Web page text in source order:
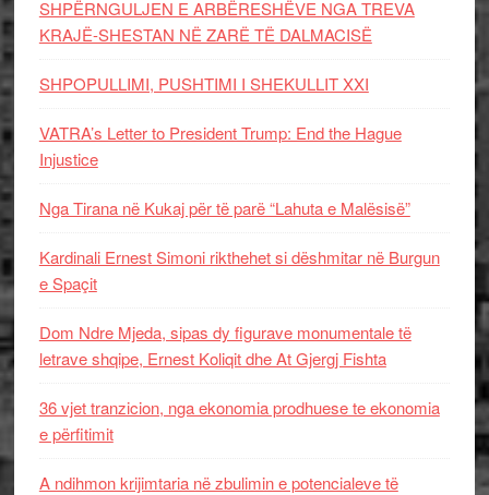
SHPËRNGULJEN E ARBËRESHËVE NGA TREVA
KRAJË-SHESTAN NË ZARË TË DALMACISË
SHPOPULLIMI, PUSHTIMI I SHEKULLIT XXI
VATRA’s Letter to President Trump: End the Hague
Injustice
Nga Tirana në Kukaj për të parë “Lahuta e Malësisë”
Kardinali Ernest Simoni rikthehet si dëshmitar në Burgun
e Spaçit
Dom Ndre Mjeda, sipas dy figurave monumentale të
letrave shqipe, Ernest Koliqit dhe At Gjergj Fishta
36 vjet tranzicion, nga ekonomia prodhuese te ekonomia
e përfitimit
A ndihmon krijimtaria në zbulimin e potencialeve të